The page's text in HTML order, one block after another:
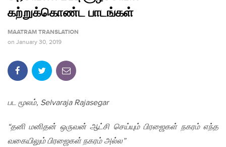
கற்றுக்கொண்ட பாடங்கள்
MAATRAM TRANSLATION
on January 30, 2019
பட மூலம், Selvaraja Rajasegar
“தனி மனிதன் ஒருவன் ஆட்சி செய்யும் பிரஜைகள் நகரம் எந்த
வகையிலும் பிரஜைகள் நகரம் அல்ல”